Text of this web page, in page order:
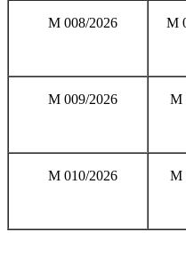
M 008/2026 M
M 009/2026 M
M 010/2026 M